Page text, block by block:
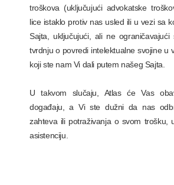
troškova (uključujući advokatske
lice istaklo protiv nas usled ili u vezi sa
Sajta, uključujući, ali ne
tvrdnju o povredi intelektualne svojine u
koji ste nam Vi dali putem našeg Sajta.
U takvom slučaju, Atlas će Vas
događaju, a Vi ste dužni da nas
zahteva ili potraživanja o svom trošku,
asistenciju.